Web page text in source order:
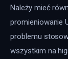
Należy mieć
promieniowanie
problemu
wszystkim na